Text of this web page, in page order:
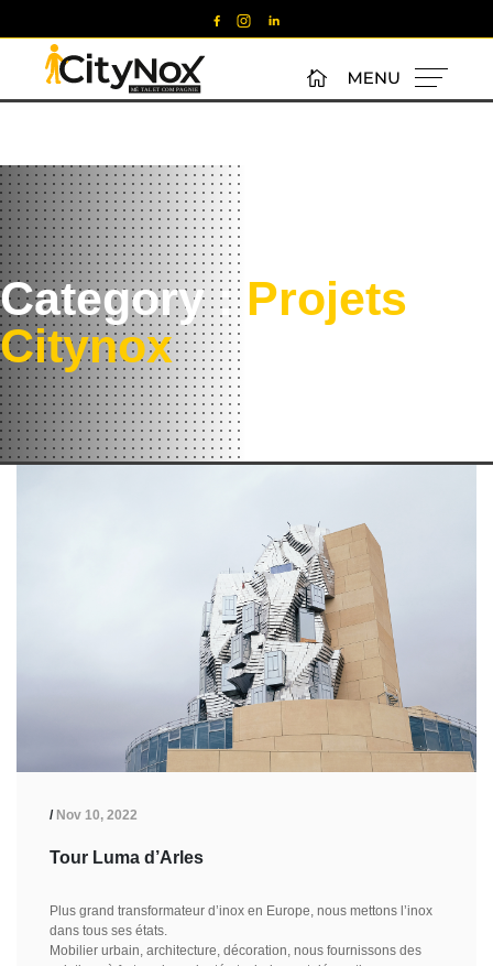
Category :Projets
Citynox
/ Nov 10, 2022
Tour Luma d’Arles
Plus grand transformateur d’inox en Europe, nous mettons l’inox
dans tous ses états.
Mobilier urbain, architecture, décoration, nous fournissons des